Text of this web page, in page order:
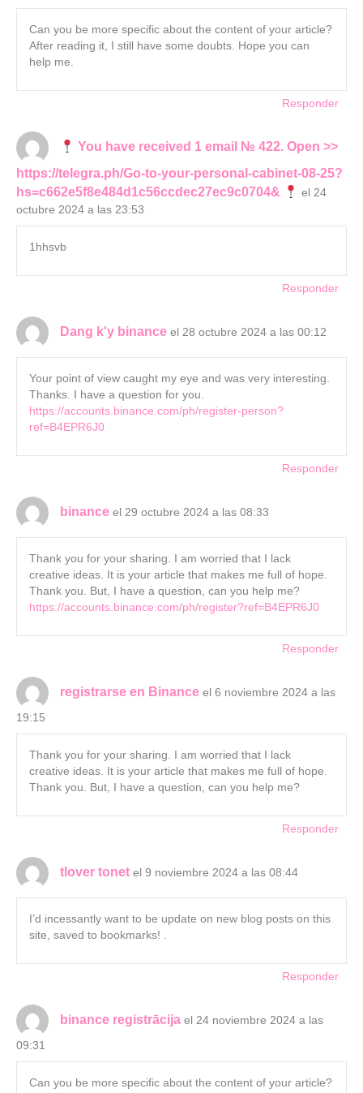
Can you be more specific about the content of your article?
After reading it, I still have some doubts. Hope you can
help me.
Responder
You have received 1 email № 422. Open >>
https://telegra.ph/Go-to-your-personal-cabinet-08-25?
hs=c662e5f8e484d1c56ccdec27ec9c0704&
el 24
octubre 2024 a las 23:53
1hhsvb
Responder
Dang k'y binance el 28 octubre 2024 a las 00:12
Your point of view caught my eye and was very interesting.
Thanks. I have a question for you.
https://accounts.binance.com/ph/register-person?
ref=B4EPR6J0
Responder
binance el 29 octubre 2024 a las 08:33
Thank you for your sharing. I am worried that I lack
creative ideas. It is your article that makes me full of hope.
Thank you. But, I have a question, can you help me?
https://accounts.binance.com/ph/register?ref=B4EPR6J0
Responder
registrarse en Binance el 6 noviembre 2024 a las
19:15
Thank you for your sharing. I am worried that I lack
creative ideas. It is your article that makes me full of hope.
Thank you. But, I have a question, can you help me?
Responder
tlover tonet el 9 noviembre 2024 a las 08:44
I’d incessantly want to be update on new blog posts on this
site, saved to bookmarks! .
Responder
binance registrācija el 24 noviembre 2024 a las
09:31
Can you be more specific about the content of your article?